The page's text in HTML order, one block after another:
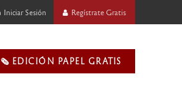
Iniciar Sesión Regístrate Gratis
🗞️ EDICIÓN PAPEL GRATIS